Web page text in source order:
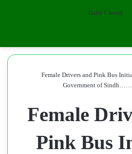
Female Drivers and Pink Bus
Government of
Female
Pink Bus